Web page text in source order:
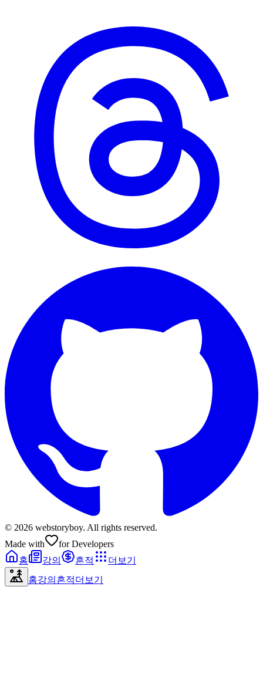
© 2026 webstoryboy. All rights reserved.
Made with
for Developers
홈
강의 흔적
더보기
홈강의 흔적더보기